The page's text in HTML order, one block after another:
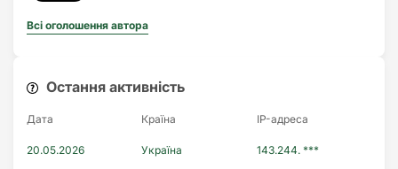
Всі оголошення автора
Остання активність
Дата Країна IP-адреса
20.05.2026 Україна 143.244. ***